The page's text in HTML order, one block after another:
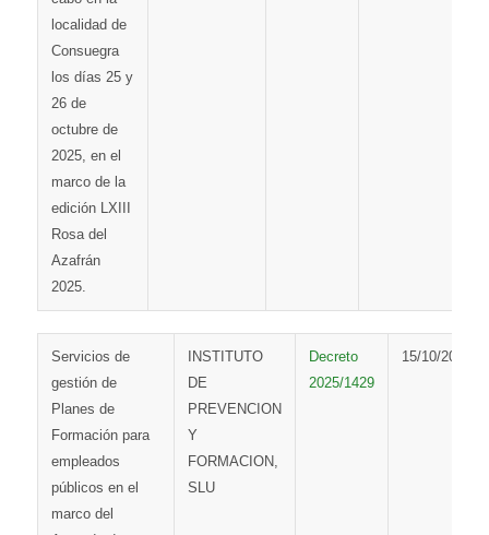
localidad de
Consuegra
los días 25 y
26 de
octubre de
2025, en el
marco de la
edición LXIII
Rosa del
Azafrán
2025.
Servicios de
gestión de
Planes de
Formación para
empleados
públicos en el
marco del
INSTITUTO
DE
PREVENCION
Y
FORMACION,
SLU
Decreto
2025/1429
15/10/2025